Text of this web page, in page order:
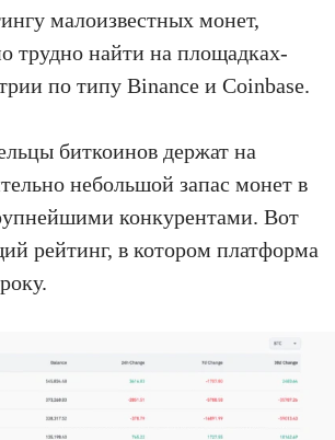
малоизвестных монет,
трудно найти на площадках-
по типу Binance и Coinbase.
биткоинов держат на
небольшой запас монет в
конкурентами. Вот
рейтинг, в котором платформа